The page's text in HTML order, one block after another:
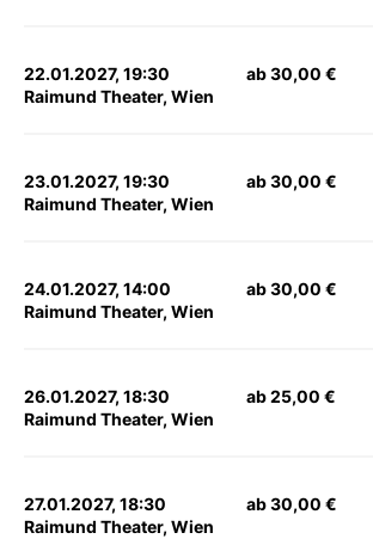
22.01.2027, 19:30
Raimund Theater, Wien
ab 30,00 €
23.01.2027, 19:30
Raimund Theater, Wien
ab 30,00 €
24.01.2027, 14:00
Raimund Theater, Wien
ab 30,00 €
26.01.2027, 18:30
Raimund Theater, Wien
ab 25,00 €
27.01.2027, 18:30
Raimund Theater, Wien
ab 30,00 €